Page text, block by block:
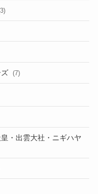
(7)
・出雲大社・ニギハヤ